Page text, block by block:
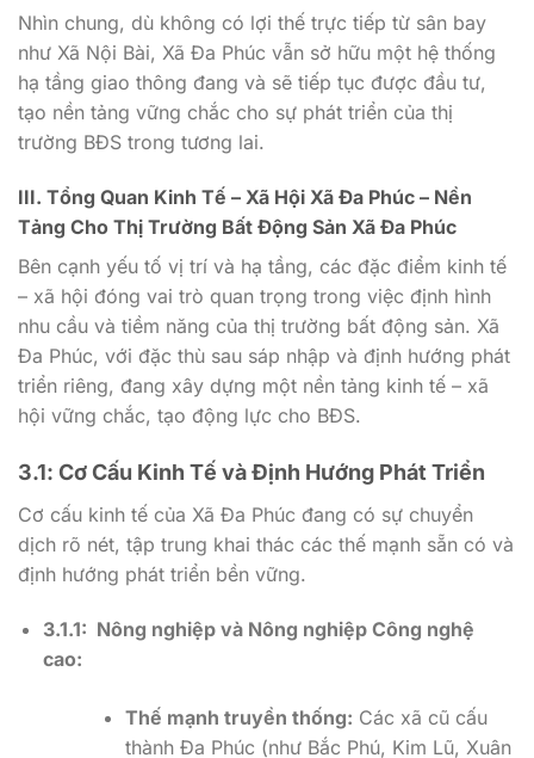
Nhìn chung, dù không có lợi thế trực tiếp từ sân bay
như Xã Nội Bài, Xã Đa Phúc vẫn sở hữu một hệ thống
hạ tầng giao thông đang và sẽ tiếp tục được đầu tư,
tạo nền tảng vững chắc cho sự phát triển của thị
trường BĐS trong tương lai.
III. Tổng Quan Kinh Tế – Xã Hội Xã Đa Phúc – Nền
Tảng Cho Thị Trường Bất Động Sản Xã Đa Phúc
Bên cạnh yếu tố vị trí và hạ tầng, các đặc điểm kinh tế
– xã hội đóng vai trò quan trọng trong việc định hình
nhu cầu và tiềm năng của thị trường bất động sản. Xã
Đa Phúc, với đặc thù sau sáp nhập và định hướng phát
triển riêng, đang xây dựng một nền tảng kinh tế – xã
hội vững chắc, tạo động lực cho BĐS.
3.1: Cơ Cấu Kinh Tế và Định Hướng Phát Triển
Cơ cấu kinh tế của Xã Đa Phúc đang có sự chuyển
dịch rõ nét, tập trung khai thác các thế mạnh sẵn có và
định hướng phát triển bền vững.
3.1.1: Nông nghiệp và Nông nghiệp Công nghệ
cao:
Thế mạnh truyền thống: Các xã cũ cấu
thành Đa Phúc (như Bắc Phú, Kim Lũ, Xuân